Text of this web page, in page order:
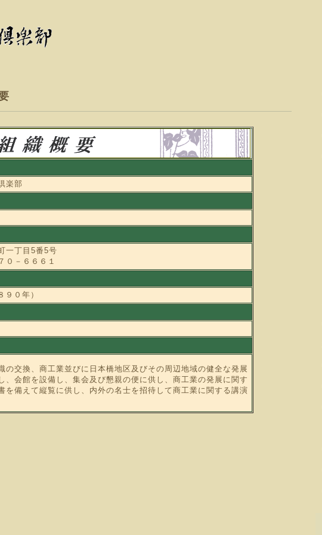
楽部
一丁目5番5号
－６６６１
９０年）
交換、商工業並びに日本橋地区及びその周辺地域の健全な発展
、会館を設備し、集会及び懇親の便に供し、商工業の発展に関す
を備えて縦覧に供し、内外の名士を招待して商工業に関する講演